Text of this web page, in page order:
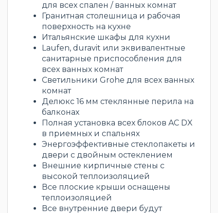
для всех спален / ванных комнат
Гранитная столешница и рабочая
поверхность на кухне
Итальянские шкафы для кухни
Laufen, duravit или эквивалентные
санитарные приспособления для
всех ванных комнат
Светильники Grohe для всех ванных
комнат
Делюкс 16 мм стеклянные перила на
балконах
Полная установка всех блоков AC DX
в приемных и спальнях
Энергоэффективные стеклопакеты и
двери с двойным остеклением
Внешние кирпичные стены с
высокой теплоизоляцией
Все плоские крыши оснащены
теплоизоляцией
Все внутренние двери будут